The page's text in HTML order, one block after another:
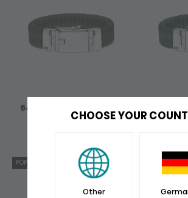
CHOOSE YOUR
Other
641BBR ARMBAND LEER
ZILVER ALPHA
POPULAIR